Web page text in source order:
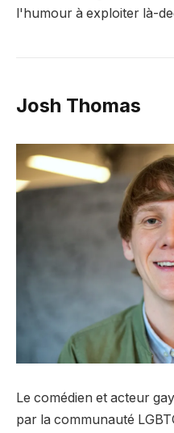
l'humour à exploiter là-
Josh Thomas
Le comédien et acteur
par la communauté